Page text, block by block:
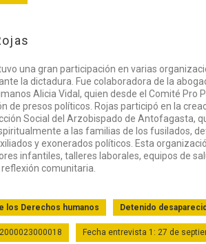
tuvo una gran participación en varias
la dictadura. Fue colaboradora de la
Alicia Vidal, quien desde el Comité Pro
de presos políticos. Rojas participó en la
Social del Arzobispado de Antofagasta,
a las familias de los fusilados,
y exonerados políticos. Esta
infantiles, talleres laborales, equipos de
comunitaria.
los Derechos humanos Detenido
Fecha entrevista 1: 27 de